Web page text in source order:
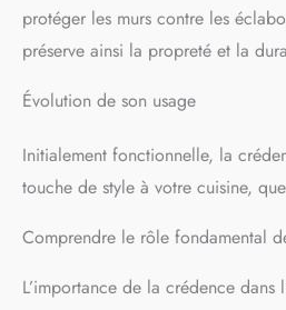
protéger les murs contre les
préserve ainsi la propreté et la
Évolution de son usage
Initialement fonctionnelle, la
touche de style à votre cuisine,
Comprendre le rôle fondamental
L’importance de la crédence dans